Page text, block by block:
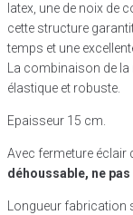
latex, une de noix de
cette structure
temps et une
La combinaison de la
élastique et robuste.
Epaisseur 15 cm.
Avec fermeture éclair
déhoussable, ne
Longueur fabrication